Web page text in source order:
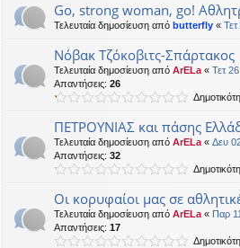
Go, strong woman, go!
Τελευταία δημοσίευση από butterfly «
Νόβακ Τζόκοβιτς-Σπάρτακος
Τελευταία δημοσίευση από ArELa « Τετ
Απαντήσεις: 26
ΠΕΤΡΟΥΝΙΑΣ και πάσης
Τελευταία δημοσίευση από ArELa « Δευ
Απαντήσεις: 32
Οι κορυφαίοι μας σε
Τελευταία δημοσίευση από ArELa « Παρ
Απαντήσεις: 17